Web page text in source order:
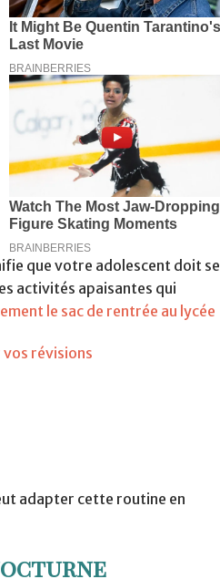
que votre adolescent doit se
activités apaisantes qui
le sac de rentrée au lycée
révisions
adapter cette routine en